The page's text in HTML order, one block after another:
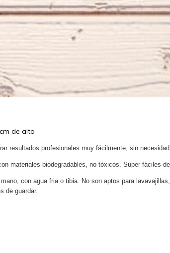
de alto
resultados profesionales muy fácilmente, sin
materiales biodegradables, no tóxicos. Super fáciles
con agua fria o tibia. No son aptos para
de guardar.